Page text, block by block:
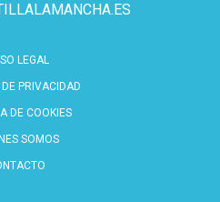
LEGAL
PRIVACIDAD
DE COOKIES
SOMOS